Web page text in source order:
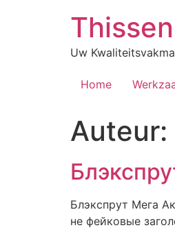
Uw
Home
Auteur:
Блэкспрут Мега
не фейковые